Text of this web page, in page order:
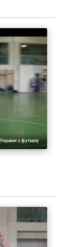
з футзалу